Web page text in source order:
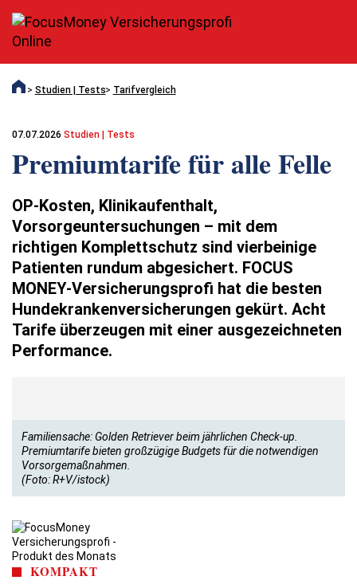
Studien | Tests Tarifvergleich
07.07.2026 Studien | Tests
Premiumtarife für alle Felle
OP-Kosten, Klinikaufenthalt,
Vorsorgeuntersuchungen – mit dem
richtigen Komplettschutz sind vierbeinige
Patienten rundum abgesichert. FOCUS
MONEY-Versicherungsprofi hat die besten
Hundekrankenversicherungen gekürt. Acht
Tarife überzeugen mit einer ausgezeichneten
Performance.
Familiensache: Golden Retriever beim jährlichen Check-up.
Premiumtarife bieten großzügige Budgets für die notwendigen
Vorsorgemaßnahmen.
(Foto: R+V/istock)
KOMPAKT